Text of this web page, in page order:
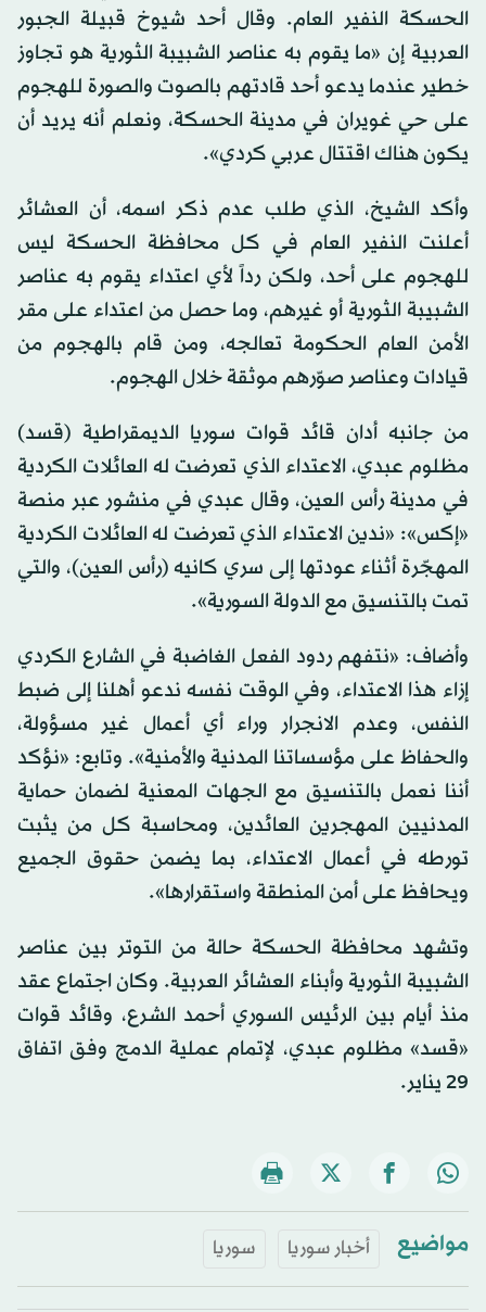
الحسكة النفير العام. وقال أحد شيوخ قبيلة الجبور
العربية إن «ما يقوم به عناصر الشبيبة الثورية هو تجاوز
خطير عندما يدعو أحد قادتهم بالصوت والصورة للهجوم
على حي غويران في مدينة الحسكة، ونعلم أنه يريد أن
يكون هناك اقتتال عربي كردي».
وأكد الشيخ، الذي طلب عدم ذكر اسمه، أن العشائر
أعلنت النفير العام في كل محافظة الحسكة ليس
للهجوم على أحد، ولكن رداً لأي اعتداء يقوم به عناصر
الشبيبة الثورية أو غيرهم، وما حصل من اعتداء على مقر
الأمن العام الحكومة تعالجه، ومن قام بالهجوم من
قيادات وعناصر صوّرهم موثقة خلال الهجوم.
من جانبه أدان قائد قوات سوريا الديمقراطية (قسد)
مظلوم عبدي، الاعتداء الذي تعرضت له العائلات الكردية
في مدينة رأس العين، وقال عبدي في منشور عبر منصة
«إكس»: «ندين الاعتداء الذي تعرضت له العائلات الكردية
المهجّرة أثناء عودتها إلى سري كانيه (رأس العين)، والتي
تمت بالتنسيق مع الدولة السورية».
وأضاف: «نتفهم ردود الفعل الغاضبة في الشارع الكردي
إزاء هذا الاعتداء، وفي الوقت نفسه ندعو أهلنا إلى ضبط
النفس، وعدم الانجرار وراء أي أعمال غير مسؤولة،
والحفاظ على مؤسساتنا المدنية والأمنية». وتابع: «نؤكد
أننا نعمل بالتنسيق مع الجهات المعنية لضمان حماية
المدنيين المهجرين العائدين، ومحاسبة كل من يثبت
تورطه في أعمال الاعتداء، بما يضمن حقوق الجميع
ويحافظ على أمن المنطقة واستقرارها».
وتشهد محافظة الحسكة حالة من التوتر بين عناصر
الشبيبة الثورية وأبناء العشائر العربية. وكان اجتماع عقد
منذ أيام بين الرئيس السوري أحمد الشرع، وقائد قوات
«قسد» مظلوم عبدي، لإتمام عملية الدمج وفق اتفاق
29 يناير.
مواضيع أخبار سوريا سوريا